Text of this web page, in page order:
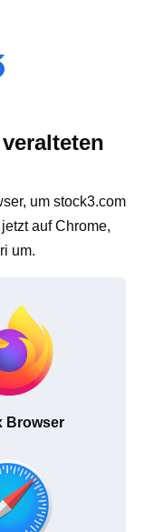
um stock3.com
auf Chrome,
um.
Browser